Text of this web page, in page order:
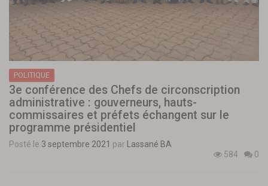
POLITIQUE
3e conférence des Chefs de circonscription
administrative : gouverneurs, hauts-
commissaires et préfets échangent sur le
programme présidentiel
Posté le 3 septembre 2021 par Lassané BA
584
0